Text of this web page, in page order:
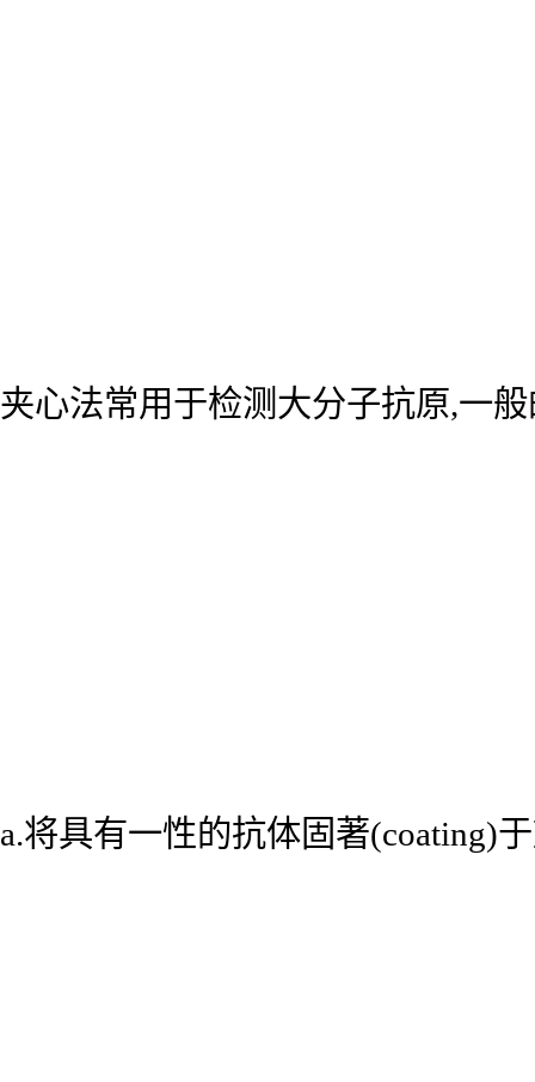
夹心法常用于检测大分子抗原,一
a.将具有一性的抗体固著(coating)